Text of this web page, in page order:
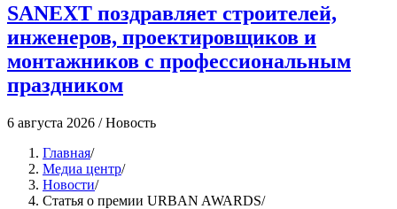
SANEXT поздравляет строителей,
инженеров, проектировщиков и
монтажников с профессиональным
праздником
6 августа 2026 / Новость
Главная/
Медиа центр/
Новости/
Статья о премии URBAN AWARDS/